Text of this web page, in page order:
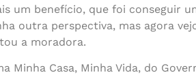
um benefício, que foi conseguir
outra perspectiva, mas agora
a moradora.
Minha Casa, Minha Vida, do